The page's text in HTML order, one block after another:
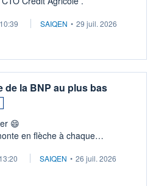
10:39 SAIQEN • 29 juil. 2026
de la BNP au plus bas
😄​
en flèche à chaque
tip top pour sa retraite.
13:20 SAIQEN • 26 juil. 2026